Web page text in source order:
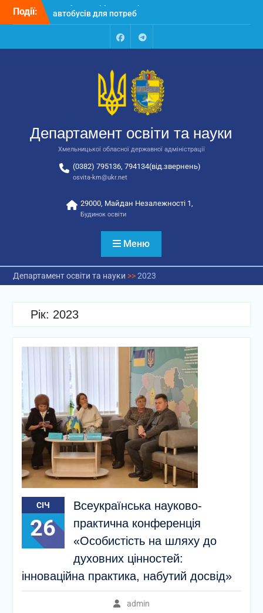
Перейти
Події:
Відбулося засідання
колегії Департаменту
освіти та науки обласної
державної адміністрації
відповідальних за
національно-патріотичне
автобусів для потреб
закладів освіти
FacebookTalegram
Департамент освіти та науки
Хмельницької обласної державної адміністрації
(0382) 795136, 794134(від.звернень)
osvita-km@ukr.net
29000, Майдан Незалежності 1,
Будинок освіти
Меню
Департамент освіти та науки >>2023
Рік: 2023
СІЧ
26
Всеукраїнська науково-
практична конференція
«Особистість на шляху до
духовних цінностей:
інноваційна практика, набутий досвід»
admin